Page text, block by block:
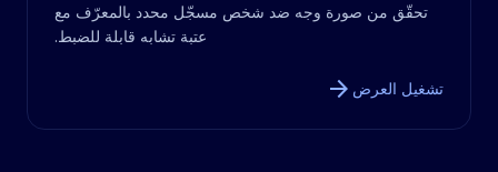
تحقّق من صورة وجه ضد شخص مسجّل محدد بالمعرّف مع
عتبة تشابه قابلة للضبط.
تشغيل العرض arrow_forward